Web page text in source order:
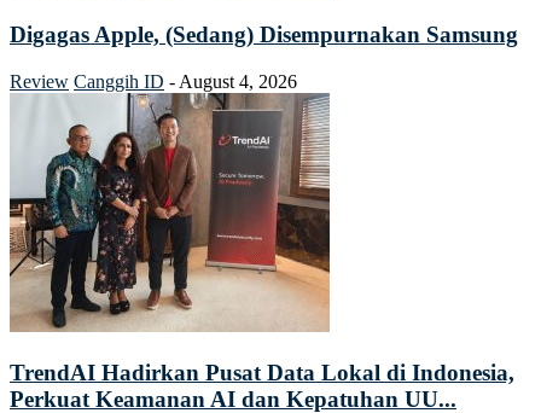
Digagas Apple, (Sedang) Disempurnakan Samsung
Review Canggih ID - August 4, 2026
TrendAI Hadirkan Pusat Data Lokal di Indonesia,
Perkuat Keamanan AI dan Kepatuhan UU...